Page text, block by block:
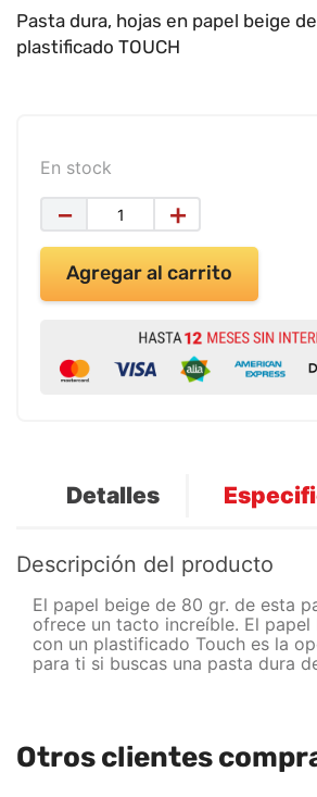
Pasta dura, hojas en papel beige
plastificado TOUCH
En stock
＋
－
Agregar al carrito
Detalles
Descripción del producto
El papel beige de 80 gr. de esta
ofrece un tacto increíble. El papel
con un plastificado Touch es la
para ti si buscas una pasta dura
Otros clientes
10. calculadora